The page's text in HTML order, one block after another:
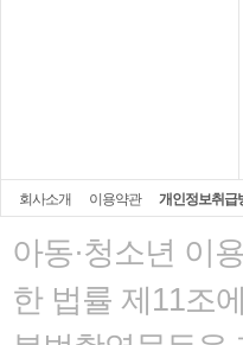
회사소개 이용약관 개인정보취급
아동·청소년 이
한 법률 제11조